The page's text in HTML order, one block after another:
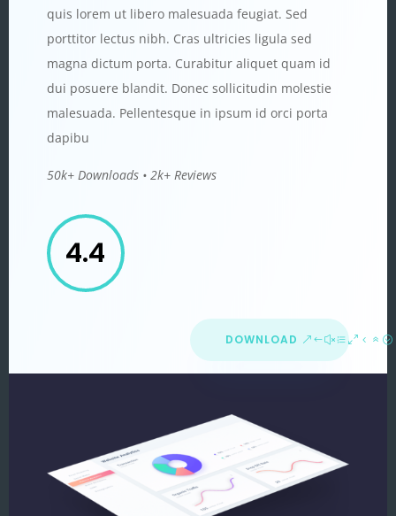
quis lorem ut libero malesuada feugiat. Sed
porttitor lectus nibh. Cras ultricies ligula sed
magna dictum porta. Curabitur aliquet quam id
dui posuere blandit. Donec sollicitudin molestie
malesuada. Pellentesque in ipsum id orci porta
dapibu
50k+ Downloads • 2k+ Reviews
4.4
DOWNLOAD